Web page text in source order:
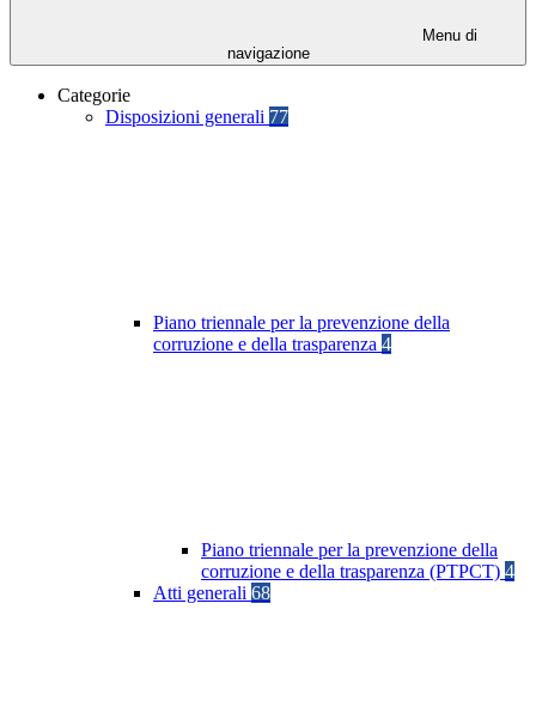
Menu di
navigazione
Categorie
Disposizioni generali 77
Piano triennale per la prevenzione della
corruzione e della trasparenza 4
Piano triennale per la prevenzione della
corruzione e della trasparenza (PTPCT) 4
Atti generali 68